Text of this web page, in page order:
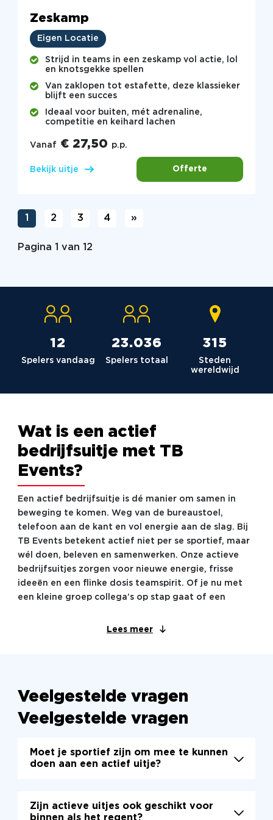
Zeskamp
Eigen Locatie
Strijd in teams in een zeskamp vol actie, lol
en knotsgekke spellen
Van zaklopen tot estafette, deze klassieker
blijft een succes
Ideaal voor buiten, mét adrenaline,
competitie en keihard lachen
Vanaf € 27,50 p.p.
Bekijk uitje Offerte
1 2 3 4 »
Pagina 1 van 12
12
Spelers vandaag
23.036
Spelers totaal
315
Steden
wereldwijd
Wat is een actief
bedrijfsuitje met TB
Events?
Een actief bedrijfsuitje is dé manier om samen in
beweging te komen. Weg van de bureaustoel,
telefoon aan de kant en vol energie aan de slag. Bij
TB Events betekent actief niet per se sportief, maar
wél doen, beleven en samenwerken. Onze actieve
bedrijfsuitjes zorgen voor nieuwe energie, frisse
ideeën en een flinke dosis teamspirit. Of je nu met
een kleine groep collega’s op stap gaat of een
dat iedereen in actie komt.
Voor ieder team dat graag even iets anders wil dan
stilzitten. Actieve uitjes zijn perfect voor afdelingen
die willen samenwerken, collega’s die elkaar beter
willen maken na een intensieve werkperiode. Of je nu
kiest voor een competitief spel in de stad of een
samenstelling.
Lees meer
Veelgestelde vragen
Veelgestelde vragen
Moet je sportief zijn om mee te kunnen
doen aan een actief uitje?
Zijn actieve uitjes ook geschikt voor
binnen als het regent?